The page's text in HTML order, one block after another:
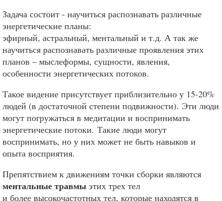
Задача состоит - научиться распознавать различные
энергетические планы:
эфирный, астральный, ментальный и т.д. А так же
научиться распознавать различные проявления этих
планов – мыслеформы, сущности, явления,
особенности энергетических потоков.
Такое видение присутствует приблизительно у 15-20%
людей (в достаточной степени подвижности). Эти люди
могут погружаться в медитации и воспринимать
энергетические потоки. Такие люди могут
воспринимать, но у них может не быть навыков и
опыта восприятия.
Препятствием к движениям точки сборки являются
ментальные травмы этих трех тел
и более высокочастотных тел, которые находятся в